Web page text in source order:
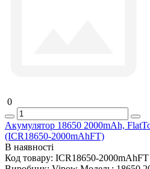
0
Акумулятор 18650 2000mAh,
(ICR18650-2000mAhFT)
В наявності
Код товару: ICR18650-2000mAhFT